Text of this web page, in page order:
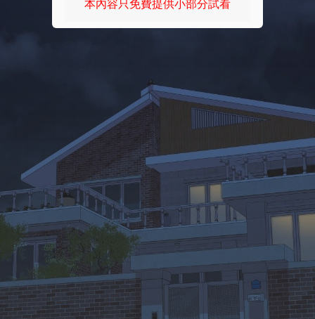
本內容只免費提供小部分試看